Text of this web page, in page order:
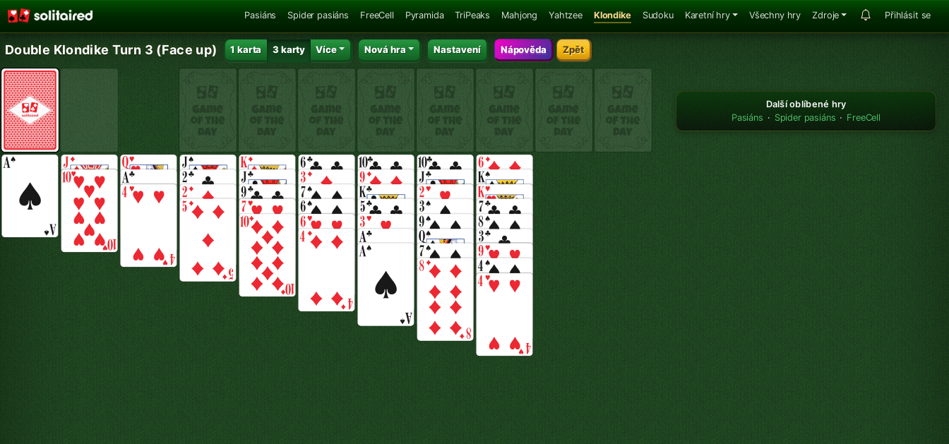
Pasiáns Spider pasiáns FreeCell Pyramida TriPeaks Mahjong Yahtzee Klondike Sudoku Karetní hry Všechny hry Zdroje Přihlásit se
Double Klondike Turn 3 (Face up) 1 karta 3 karty Více Nová hra Nastavení Nápověda Zpět
Další oblíbené hry
Pasiáns · Spider pasiáns · FreeCell